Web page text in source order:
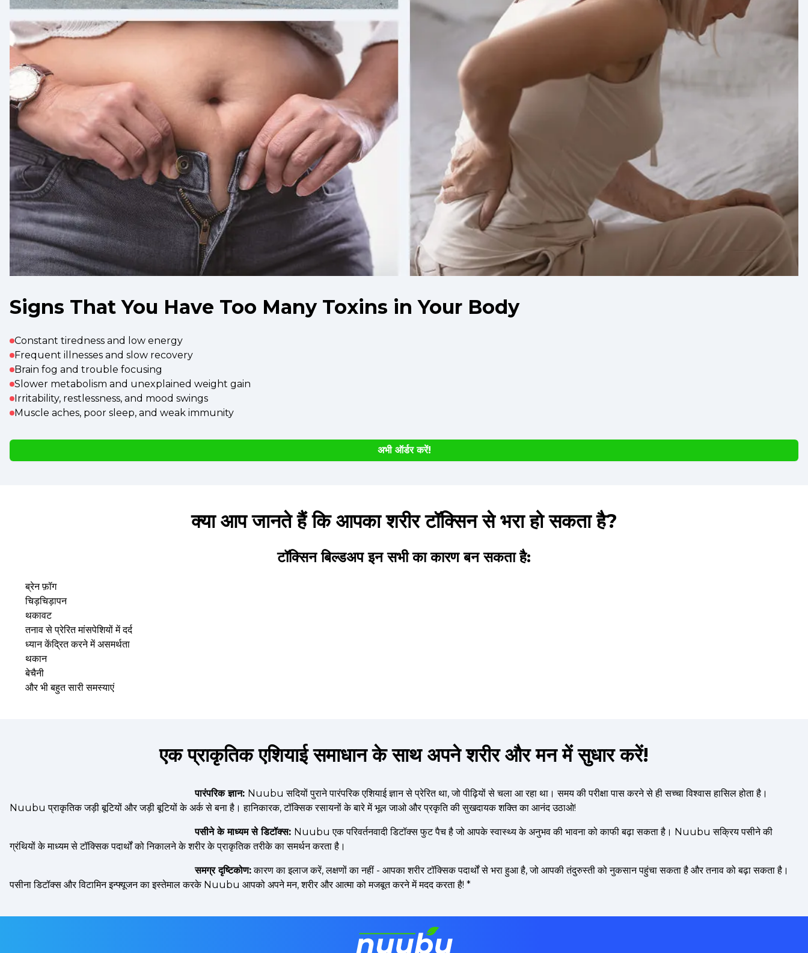
Signs That You Have Too Many Toxins in Your Body
Constant tiredness and low energy
Frequent illnesses and slow recovery
Brain fog and trouble focusing
Slower metabolism and unexplained weight gain
Irritability, restlessness, and mood swings
Muscle aches, poor sleep, and weak immunity
अभी ऑर्डर करें!
क्या आप जानते हैं कि आपका शरीर टॉक्सिन से भरा हो सकता है?
टॉक्सिन बिल्डअप इन सभी का कारण बन सकता है:
ब्रेन फ़ॉग
चिड़चिड़ापन
थकावट
तनाव से प्रेरित मांसपेशियों में दर्द
ध्यान केंद्रित करने में असमर्थता
थकान
बेचैनी
और भी बहुत सारी समस्याएं
एक प्राकृतिक एशियाई समाधान के साथ अपने शरीर और मन में सुधार करें!
पारंपरिक ज्ञान: Nuubu सदियों पुराने पारंपरिक एशियाई ज्ञान से प्रेरित था, जो पीढ़ियों से चला आ रहा था। समय की परीक्षा पास करने से ही सच्चा विश्वास हासिल होता है।
Nuubu प्राकृतिक जड़ी बूटियों और जड़ी बूटियों के अर्क से बना है। हानिकारक, टॉक्सिक रसायनों के बारे में भूल जाओ और प्रकृति की सुखदायक शक्ति का आनंद उठाओ!
पसीने के माध्यम से डिटॉक्स: Nuubu एक परिवर्तनवादी डिटॉक्स फुट पैच है जो आपके स्वास्थ्य के अनुभव की भावना को काफी बढ़ा सकता है। Nuubu सक्रिय पसीने की
ग्रंथियों के माध्यम से टॉक्सिक पदार्थों को निकालने के शरीर के प्राकृतिक तरीके का समर्थन करता है।
समग्र दृष्टिकोण:कारण का इलाज करें, लक्षणों का नहीं - आपका शरीर टॉक्सिक पदार्थों से भरा हुआ है, जो आपकी तंदुरुस्ती को नुकसान पहुंचा सकता है और तनाव को बढ़ा सकता है।
पसीना डिटॉक्स और विटामिन इन्फ्यूजन का इस्तेमाल करके Nuubu आपको अपने मन, शरीर और आत्मा को मजबूत करने में मदद करता है! *